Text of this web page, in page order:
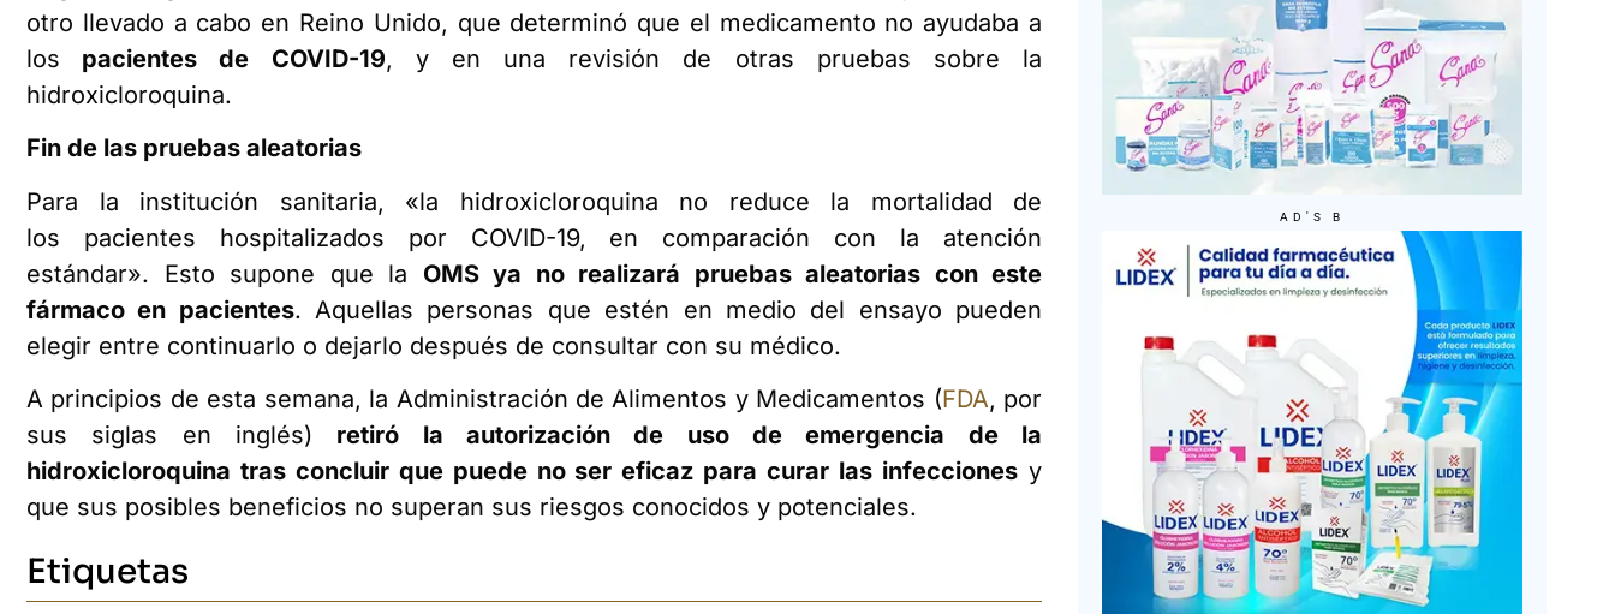
otro llevado a cabo en Reino Unido, que determinó que el medicamento no ayudaba a
los pacientes de COVID-19, y en una revisión de otras pruebas sobre la
hidroxicloroquina.
Fin de las pruebas aleatorias
Para la institución sanitaria, «la hidroxicloroquina no reduce la mortalidad de
los pacientes hospitalizados por COVID-19, en comparación con la atención
estándar». Esto supone que la OMS ya no realizará pruebas aleatorias con este
fármaco en pacientes. Aquellas personas que estén en medio del ensayo pueden
elegir entre continuarlo o dejarlo después de consultar con su médico.
A principios de esta semana, la Administración de Alimentos y Medicamentos (FDA, por
sus siglas en inglés) retiró la autorización de uso de emergencia de la
hidroxicloroquina tras concluir que puede no ser eficaz para curar las infecciones y
que sus posibles beneficios no superan sus riesgos conocidos y potenciales.
Etiquetas
AD'S B